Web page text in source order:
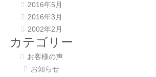
2016年5月
2016年3月
2002年2月
カテゴリー
お客様の声
お知らせ